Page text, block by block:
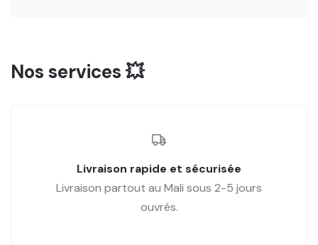
Nos services 💥
Livraison rapide et sécurisée
Livraison partout au Mali sous 2-5 jours
ouvrés.